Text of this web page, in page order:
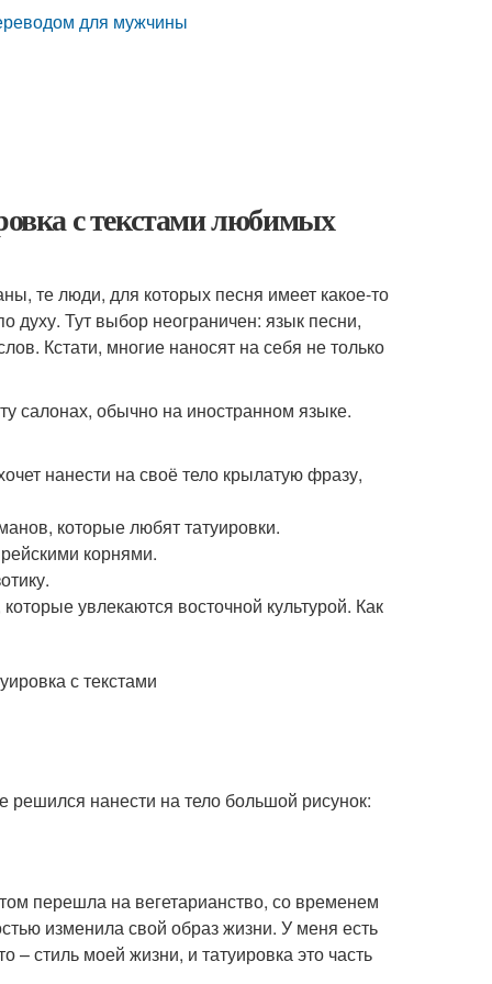
для мужчины
с текстами любимых
те люди, для которых песня имеет какое-то
духу. Тут выбор неограничен: язык песни,
Кстати, многие наносят на себя не только
салонах, обычно на иностранном языке.
нанести на своё тело крылатую фразу,
которые любят татуировки.
корнями.
увлекаются восточной культурой. Как
нанести на тело большой рисунок:
перешла на вегетарианство, со временем
изменила свой образ жизни. У меня есть
– стиль моей жизни, и татуировка это часть